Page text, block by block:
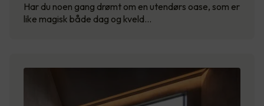
Har du noen gang drømt om en utendørs oase, som er
like magisk både dag og kveld…